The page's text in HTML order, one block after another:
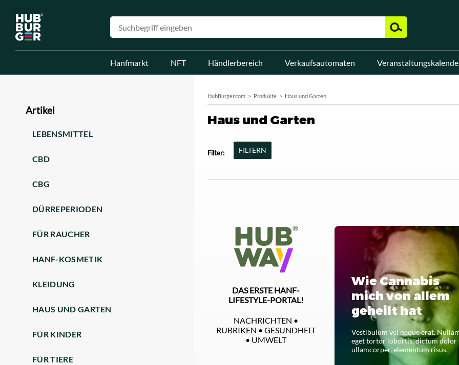
Hanfmarkt NFT Händlerbereich Verkaufsautomaten
Artikel
LEBENSMITTEL
CBD
CBG
DÜRREPERIODEN
FÜR RAUCHER
HANF-KOSMETIK
KLEIDUNG
HAUS UND GARTEN
FÜR KINDER
FÜR TIERE
HubBurger.com Produkte Haus und Garten
Haus und Garten
Filter: FILTERN
DAS ERSTE HANF-
LIFESTYLE-PORTAL!
NACHRICHTEN •
RUBRIKEN • GESUNDHEIT
• UMWELT
Wie Cannabis
mich von allem
geheilt hat
Vestibulum vel neque erat.
eget tortor lobortis, dictum dolor
ullamcorper, elementum risus.